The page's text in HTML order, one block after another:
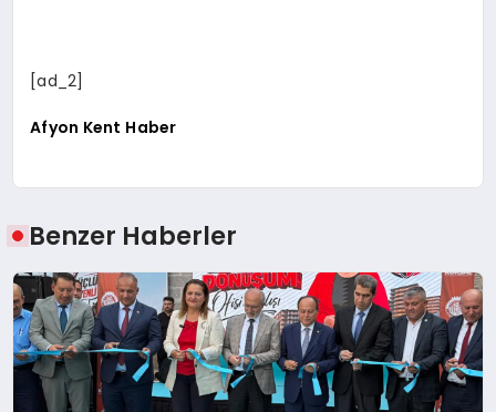
[ad_2]
Afyon Kent Haber
Benzer Haberler